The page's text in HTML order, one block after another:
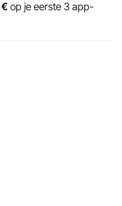
€ op je eerste 3 app-